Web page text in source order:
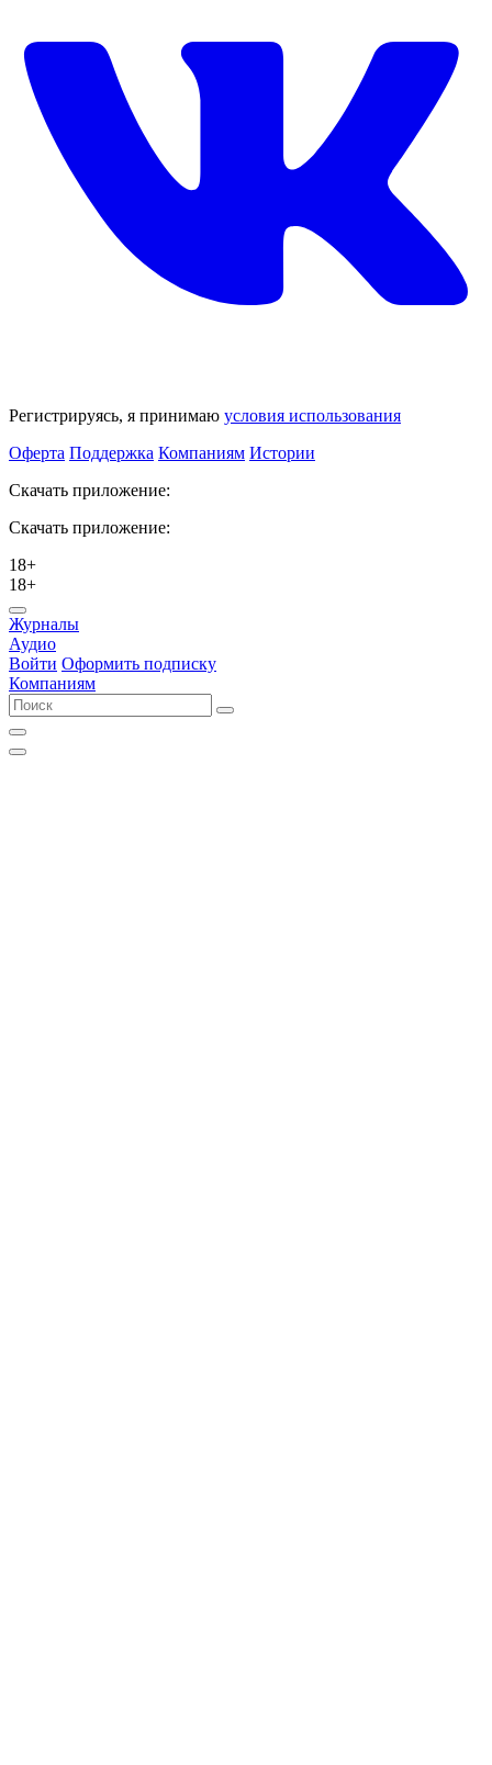
Регистрируясь, я принимаю условия использования
Оферта Поддержка Компаниям Истории
Скачать приложение:
Скачать приложение:
18+
18+
Журналы
Аудио
Войти Оформить подписку
Компаниям